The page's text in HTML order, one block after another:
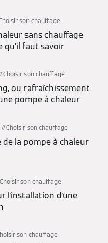
son chauffage
sans chauffage
qu’il faut savoir
Choisir son chauffage
ou rafraîchissement
pompe à chaleur
Choisir son chauffage
de la pompe à chaleur
Choisir son chauffage
l'installation d'une
son chauffage